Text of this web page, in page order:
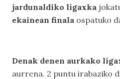
jardunaldiko ligaxka
ekainean finala ospatuko
Denak denen aurkako
aurrena. 2 puntu irabaziko